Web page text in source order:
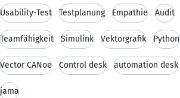
Usability-Test Testplanung Empathie Audit
Teamfähigkeit Simulink Vektorgrafik Python
Vector CANoe Control desk automation desk
jama